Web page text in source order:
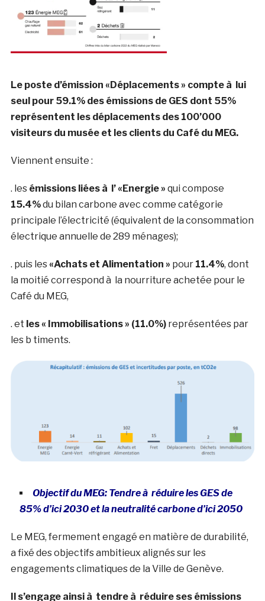
Le poste d’émission «Déplacements » compte à lui
seul pour 59.1% des émissions de GES dont 55%
représentent les déplacements des 100’000
visiteurs du musée et les clients du Café du MEG.
Viennent ensuite :
. les émissions liées à l’ «Energie » qui compose
15.4%du bilan carbone avec comme catégorie
principale l’électricité (équivalent de la consommation
électrique annuelle de 289 ménages);
. puis les«Achats et Alimentation » pour 11.4%, dont
la moitié correspond à la nourriture achetée pour le
Café du MEG,
. et les « Immobilisations » (11.0%)représentées par
les b timents.
Objectif du MEG: Tendre à réduire les GES de
85% d’ici 2030 et la neutralité carbone d’ici 2050
Le MEG, fermement engagé en matière de durabilité,
a fixé des objectifs ambitieux alignés sur les
engagements climatiques de la Ville de Genève.
Il s’engage ainsi à tendre à réduire ses émissions